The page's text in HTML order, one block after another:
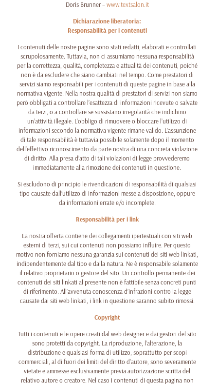
Doris Brunner –www.textsalon.it
Dichiarazione liberatoria:
Responsabilità per i contenuti
I contenuti delle nostre pagine sono stati redatti, elaborati e controllati
scrupolosamente. Tuttavia, non ci assumiamo nessuna responsabilità
per la correttezza, qualità, completezza e attualità dei contenuti, poiché
non è da escludere che siano cambiati nel tempo. Come prestatori di
servizi siamo responsabili per i contenuti di queste pagine in base alla
normativa vigente. Nella nostra qualità di prestatori di servizi non siamo
però obbligati a controllare l’esattezza di informazioni ricevute o salvate
da terzi, o a controllare se sussistano irregolarità che indichino
un’attività illegale. L’obbligo di rimuovere o bloccare l’utilizzo di
informazioni secondo la normativa vigente rimane valido. L’assunzione
di tale responsabilità è tuttavia possibile solamente dopo il momento
dell’effettivo riconoscimento da parte nostra di una concreta violazione
di diritto. Alla presa d’atto di tali violazioni di legge provvederemo
immediatamente alla rimozione dei contenuti in questione.
Si escludono di principio le rivendicazioni di responsabilità di qualsiasi
tipo causate dall’utilizzo di informazioni messe a disposizione, oppure
da informazioni errate e/o incomplete.
Responsabilità per i link
La nostra offerta contiene dei collegamenti ipertestuali con siti web
esterni di terzi, sui cui contenuti non possiamo influire. Per questo
motivo non forniamo nessuna garanzia sui contenuti dei siti web linkati,
indipendentemente dal tipo e dalla natura. Ne è responsabile solamente
il relativo proprietario o gestore del sito. Un controllo permanente dei
contenuti dei siti linkati al presente non è fattibile senza concreti punti
di riferimento. All’avvenuta conoscenza d’infrazioni contro la legge
causate dai siti web linkati, i link in questione saranno subito rimossi.
Copyright
Tutti i contenuti e le opere creati dal web designer e dai gestori del sito
sono protetti da copyright. La riproduzione, l’alterazione, la
distribuzione e qualsiasi forma di utilizzo, soprattutto per scopi
commerciali, al di fuori dei limiti del diritto d’autore, sono severamente
vietate e ammesse esclusivamente previa autorizzazione scritta del
relativo autore o creatore. Nel caso i contenuti di questa pagina non